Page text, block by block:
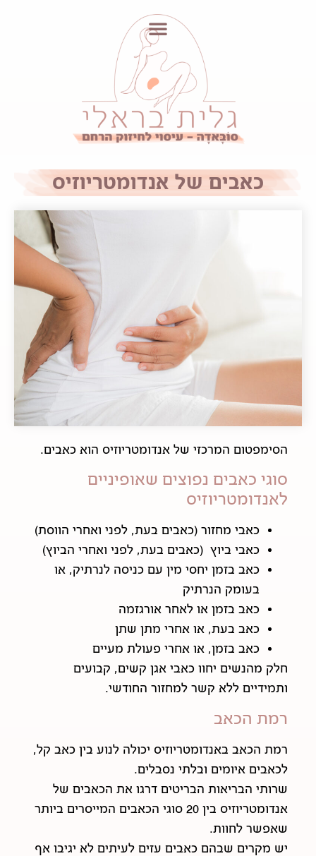
כאבים של אנדומטריוזיס
הסימפטום המרכזי של אנדומטריוזיס הוא כאבים.
סוגי כאבים נפוצים שאופיניים
לאנדומטריוזיס
כאבי מחזור (כאבים בעת, לפני ואחרי הווסת)
כאבי ביוץ (כאבים בעת, לפני ואחרי הביוץ)
כאב בזמן יחסי מין עם כניסה לנרתיק, או
בעומק הנרתיק
כאב בזמן או לאחר אורגזמה
כאב בעת, או אחרי מתן שתן
כאב בזמן, או אחרי פעולת מעיים
חלק מהנשים יחוו כאבי אגן קשים, קבועים
ותמידיים ללא קשר למחזור החודשי.
רמת הכאב
רמת הכאב באנדומטריוזיס יכולה לנוע בין כאב קל,
לכאבים איומים ובלתי נסבלים.
שרותי הבריאות הבריטים דרגו את הכאבים של
אנדומטריוזיס בין 20 סוגי הכאבים המייסרים ביותר
שאפשר לחוות.
יש מקרים שבהם כאבים עזים לעיתים לא יגיבו אף